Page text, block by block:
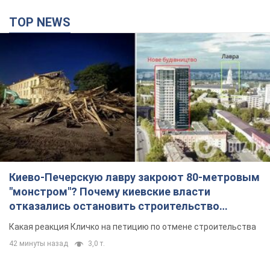
TOP NEWS
Киево-Печерскую лавру закроют 80-метровым
"монстром"? Почему киевские власти
отказались остановить строительство
небоскреба "московского верующего"
Какая реакция Кличко на петицию по отмене строительства
42 минуты назад 3,0 т.